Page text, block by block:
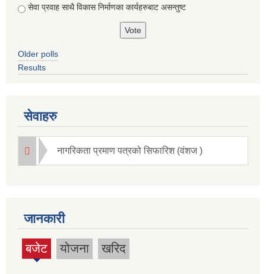
सेवा प्रवाह साथै विकास निर्माणका कार्यहरुबाट असन्तुष्ट
Older polls
Results
सेवाहरु
नागरिकता प्रमाण पत्रको सिफारिश (वंशज )
जानकारी
बजेट
(active
योजना खरिद